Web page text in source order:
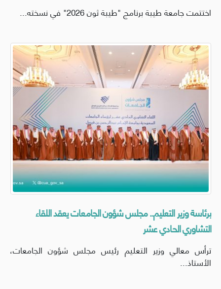
اختتمت جامعة طيبة برنامج "طيبة ثون 2026" في نسخته...
برئاسة وزير التعليم.. مجلس شؤون الجامعات يعقد اللقاء
التشاوري الحادي عشر
ترأس معالي وزير التعليم رئيس مجلس شؤون الجامعات،
الأستاذ...